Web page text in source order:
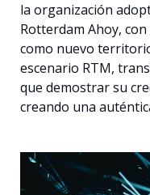
Español
la organización
Rotterdam Ahoy,
como nuevo
escenario RTM,
que demostrar su
creando una